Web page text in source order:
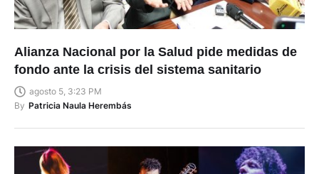
Alianza Nacional por la Salud pide medidas de
fondo ante la crisis del sistema sanitario
agosto 5, 3:23 PM
By Patricia Naula Herembás